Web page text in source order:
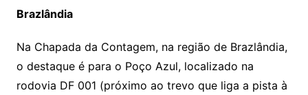
Brazlândia
Na Chapada da Contagem, na região de Brazlândia,
o destaque é para o Poço Azul, localizado na
rodovia DF 001 (próximo ao trevo que liga a pista à